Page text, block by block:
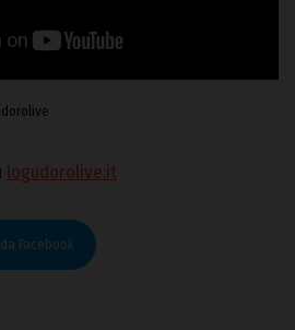
logudorolive.it
Facebook